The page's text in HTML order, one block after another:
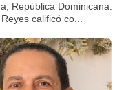
República Dominicana.
calificó co...